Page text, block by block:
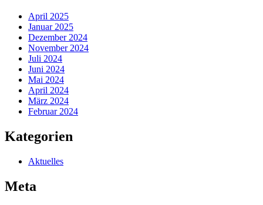
April 2025
Januar 2025
Dezember 2024
November 2024
Juli 2024
Juni 2024
Mai 2024
April 2024
März 2024
Februar 2024
Kategorien
Aktuelles
Meta